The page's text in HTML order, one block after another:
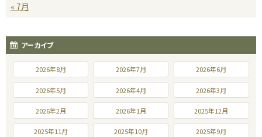
« 7月
アーカイブ
2026年8月 2026年7月 2026年6月
2026年5月 2026年4月 2026年3月
2026年2月 2026年1月 2025年12月
2025年11月 2025年10月 2025年9月